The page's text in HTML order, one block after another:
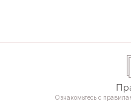
Ознакомьтесь с